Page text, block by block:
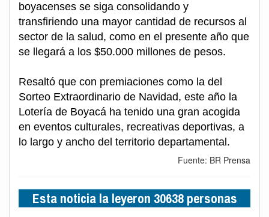
boyacenses se siga consolidando y
transfiriendo una mayor cantidad de recursos al
sector de la salud, como en el presente año que
se llegará a los $50.000 millones de pesos.
Resaltó que con premiaciones como la del
Sorteo Extraordinario de Navidad, este año la
Lotería de Boyacá ha tenido una gran acogida
en eventos culturales, recreativas deportivas, a
lo largo y ancho del territorio departamental.
Fuente: BR Prensa
Esta noticia la leyeron 30638 personas